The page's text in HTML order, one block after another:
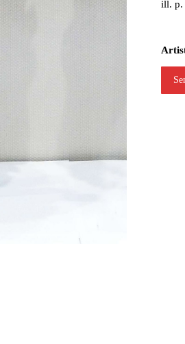
ill. p.